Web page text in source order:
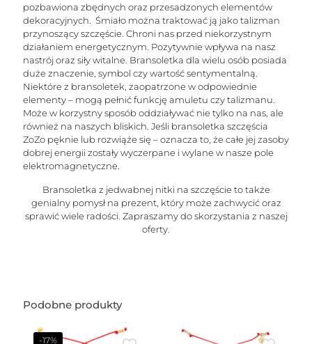
pozbawiona zbędnych oraz przesadzonych elementów
dekoracyjnych. Śmiało można traktować ją jako talizman
przynoszący szczęście. Chroni nas przed niekorzystnym
działaniem energetycznym. Pozytywnie wpływa na nasz
nastrój oraz siły witalne. Bransoletka dla wielu osób posiada
duże znaczenie, symbol czy wartość sentymentalną.
Niektóre z bransoletek, zaopatrzone w odpowiednie
elementy – mogą pełnić funkcję amuletu czy talizmanu.
Może w korzystny sposób oddziaływać nie tylko na nas, ale
również na naszych bliskich. Jeśli bransoletka szczęścia
ZoZo pęknie lub rozwiąże się – oznacza to, że całe jej zasoby
dobrej energii zostały wyczerpane i wylane w nasze pole
elektromagnetyczne.
Bransoletka z jedwabnej nitki na szczęście to także
genialny pomysł na prezent, który może zachwycić oraz
sprawić wiele radości. Zapraszamy do skorzystania z naszej
oferty.
Podobne produkty
-17%